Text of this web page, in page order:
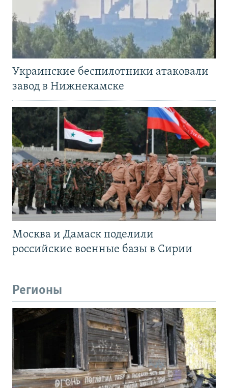
Украинские беспилотники атаковали
завод в Нижнекамске
Москва и Дамаск поделили
российские военные базы в Сирии
Регионы